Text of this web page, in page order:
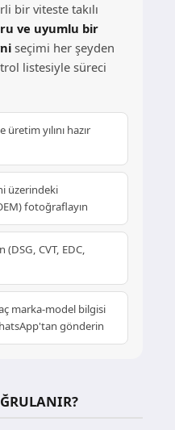
bir viteste takılı
ve uyumlu bir
seçimi her şeyden
listesiyle süreci
yılını hazır
üzerindeki
fotoğraflayın
CVT, EDC,
marka-model bilgisi
gönderin